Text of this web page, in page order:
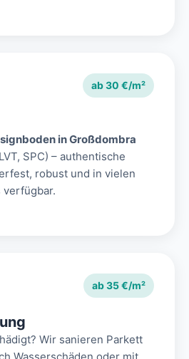
ab 30 €/m²
in Großdombra
SPC) – authentische
robust und in vielen
verfügbar.
ab 35 €/m²
Wir sanieren Parkett